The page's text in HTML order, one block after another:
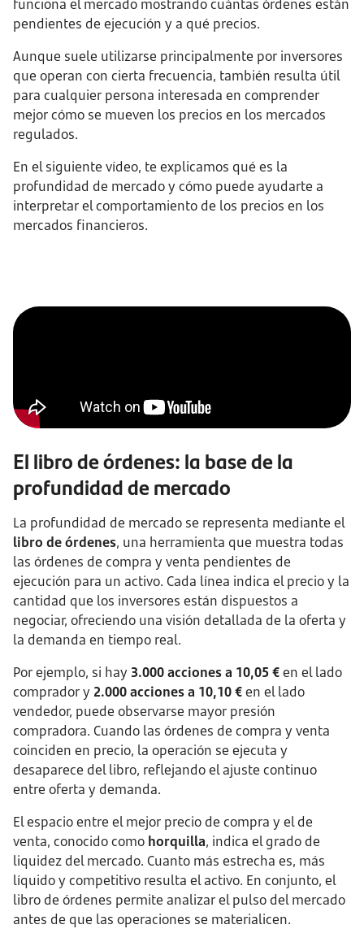
funciona el mercado mostrando cuántas órdenes están
pendientes de ejecución y a qué precios.
Aunque suele utilizarse principalmente por inversores
que operan con cierta frecuencia, también resulta útil
para cualquier persona interesada en comprender
mejor cómo se mueven los precios en los mercados
regulados.
En el siguiente vídeo, te explicamos qué es la
profundidad de mercado y cómo puede ayudarte a
interpretar el comportamiento de los precios en los
mercados financieros.
El libro de órdenes: la base de la
profundidad de mercado
La profundidad de mercado se representa mediante el
libro de órdenes, una herramienta que muestra todas
las órdenes de compra y venta pendientes de
ejecución para un activo. Cada línea indica el precio y la
cantidad que los inversores están dispuestos a
negociar, ofreciendo una visión detallada de la oferta y
la demanda en tiempo real.
Por ejemplo, si hay 3.000 acciones a 10,05 €en el lado
comprador y 2.000 acciones a 10,10 €en el lado
vendedor, puede observarse mayor presión
compradora. Cuando las órdenes de compra y venta
coinciden en precio, la operación se ejecuta y
desaparece del libro, reflejando el ajuste continuo
entre oferta y demanda.
El espacio entre el mejor precio de compra y el de
venta, conocido como horquilla, indica el grado de
liquidez del mercado. Cuanto más estrecha es, más
líquido y competitivo resulta el activo. En conjunto, el
libro de órdenes permite analizar el pulso del mercado
antes de que las operaciones se materialicen.